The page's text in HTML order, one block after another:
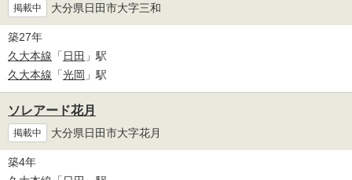
掲載中 大分県日田市大字三和
築27年
久大本線 「 日田 」駅
久大本線 「光岡 」駅
ソレアード花月
掲載中 大分県日田市大字花月
築4年